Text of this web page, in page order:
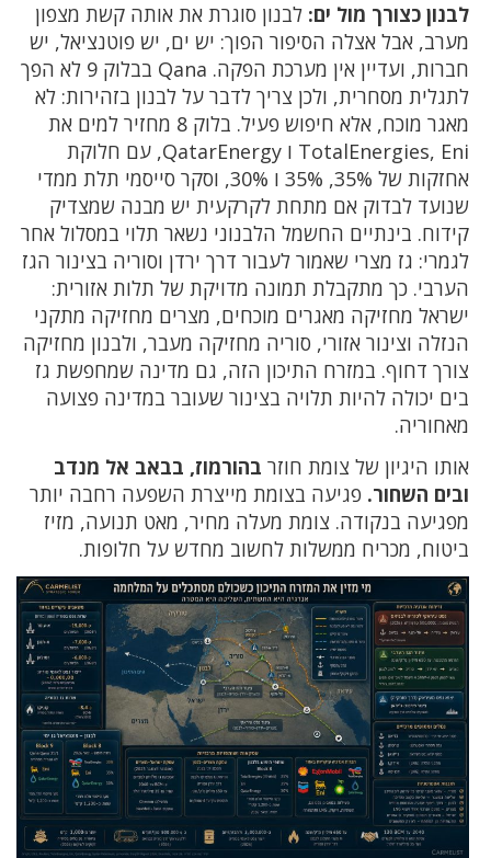
לבנון כצורך מול ים: לבנון סוגרת את אותה קשת מצפון
מערב, אבל אצלה הסיפור הפוך: יש ים, יש פוטנציאל, יש
חברות, ועדיין אין מערכת הפקה. Qana בבלוק 9 לא הפך
לתגלית מסחרית, ולכן צריך לדבר על לבנון בזהירות: לא
מאגר מוכח, אלא חיפוש פעיל. בלוק 8 מחזיר למים את
TotalEnergies, Eni ו QatarEnergy, עם חלוקת
אחזקות של 35%, 35% ו 30%, וסקר סייסמי תלת ממדי
שנועד לבדוק אם מתחת לקרקעית יש מבנה שמצדיק
קידוח. בינתיים החשמל הלבנוני נשאר תלוי במסלול אחר
לגמרי: גז מצרי שאמור לעבור דרך ירדן וסוריה בצינור הגז
הערבי. כך מתקבלת תמונה מדויקת של תלות אזורית:
ישראל מחזיקה מאגרים מוכחים, מצרים מחזיקה מתקני
הנזלה וצינור אזורי, סוריה מחזיקה מעבר, ולבנון מחזיקה
צורך דחוף. במזרח התיכון הזה, גם מדינה שמחפשת גז
בים יכולה להיות תלויה בצינור שעובר במדינה פצועה
מאחוריה.
אותו היגיון של צומת חוזר בהורמוז, בבאב אל מנדב
ובים השחור. פגיעה בצומת מייצרת השפעה רחבה יותר
מפגיעה בנקודה. צומת מעלה מחיר, מאט תנועה, מזיז
ביטוח, מכריח ממשלות לחשוב מחדש על חלופות.